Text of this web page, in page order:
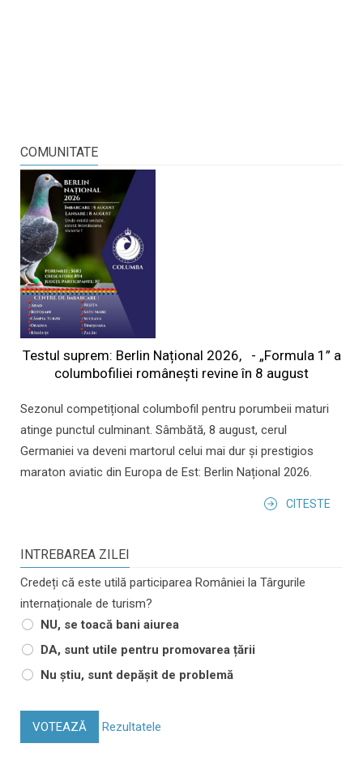
COMUNITATE
Testul suprem: Berlin Național 2026, - „Formula 1” a
columbofiliei româneşti revine în 8 august
Sezonul competițional columbofil pentru porumbeii maturi
atinge punctul culminant. Sâmbătă, 8 august, cerul
Germaniei va deveni martorul celui mai dur și prestigios
maraton aviatic din Europa de Est: Berlin Național 2026.
CITESTE
INTREBAREA ZILEI
Credeți că este utilă participarea României la Târgurile
internaționale de turism?
NU, se toacă bani aiurea
DA, sunt utile pentru promovarea țării
Nu știu, sunt depășit de problemă
VOTEAZĂ Rezultatele